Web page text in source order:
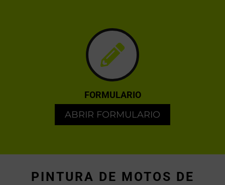
FORMULARIO
ABRIR FORMULARIO
PINTURA DE MOTOS DE